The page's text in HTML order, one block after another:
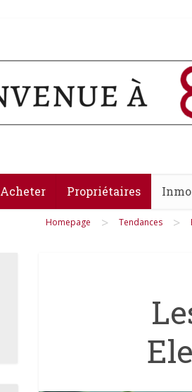
Acheter Propriétaires
Homepage > Tendances >